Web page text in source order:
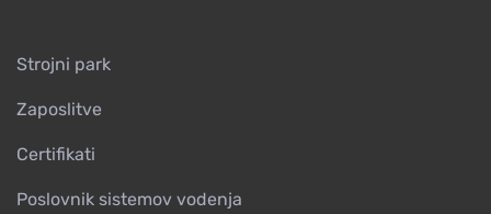
Strojni park
Zaposlitve
Certifikati
Poslovnik sistemov vodenja